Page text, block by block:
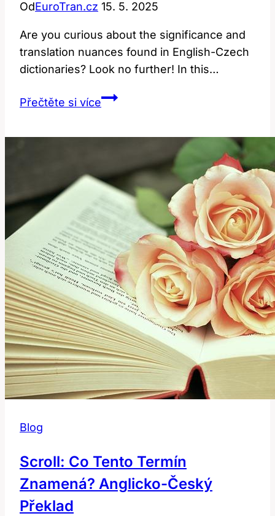
OdEuroTran.cz 15. 5. 2025
Are you curious about the significance and
translation nuances found in English-Czech
dictionaries? Look no further! In this…
Přečtěte si víceOn
Překlad
v
Anglicko-
Českém
Slovníku
Blog
Scroll: Co Tento Termín
Znamená? Anglicko-Český
Překlad